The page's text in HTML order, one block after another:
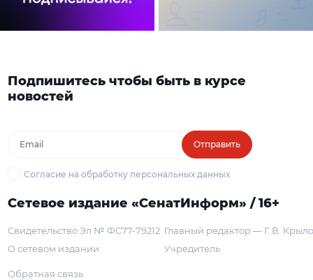
Подпишитесь чтобы быть в курсе
новостей
Отправить
Согласие на обработку персональных данных
Сетевое издание «СенатИнформ» / 16+
Свидетельство Эл № ФС77-79212
О сетевом издании
Главный редактор — Г. В.
Учредитель
Обратная связь